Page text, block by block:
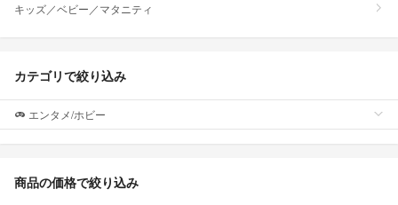
キッズ／ベビー／マタニティ
カテゴリで絞り込み
エンタメ/ホビー
商品の価格で絞り込み